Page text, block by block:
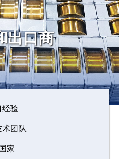
出口商
验
团队
家